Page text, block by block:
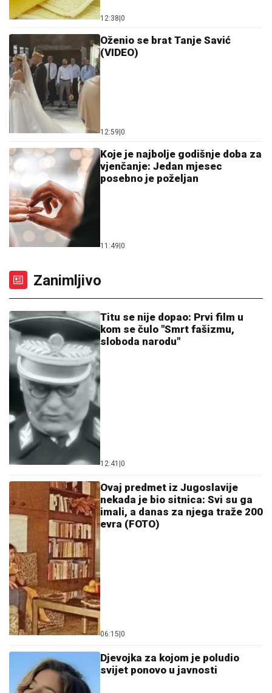
12:38|0
Oženio se brat Tanje Savić
(VIDEO)
12:59|0
Koje je najbolje godišnje doba za
vjenčanje: Jedan mjesec
posebno je poželjan
11:49|0
Zanimljivo
Titu se nije dopao: Prvi film u
kom se čulo "Smrt fašizmu,
sloboda narodu"
12:41 |0
Ovaj predmet iz Jugoslavije
nekada je bio sitnica: Svi su ga
imali, a danas za njega traže 200
evra (FOTO)
06:15|0
Djevojka za kojom je poludio
svijet ponovo u javnosti